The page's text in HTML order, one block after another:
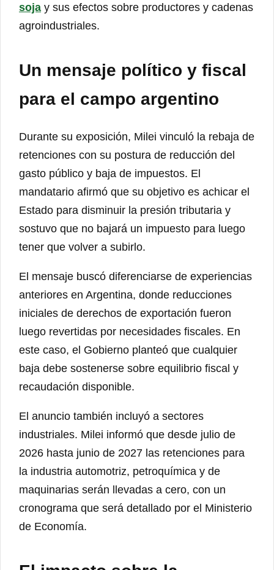
soja y sus efectos sobre productores y cadenas
agroindustriales.
Un mensaje político y fiscal
para el campo argentino
Durante su exposición, Milei vinculó la rebaja de
retenciones con su postura de reducción del
gasto público y baja de impuestos. El
mandatario afirmó que su objetivo es achicar el
Estado para disminuir la presión tributaria y
sostuvo que no bajará un impuesto para luego
tener que volver a subirlo.
El mensaje buscó diferenciarse de experiencias
anteriores en Argentina, donde reducciones
iniciales de derechos de exportación fueron
luego revertidas por necesidades fiscales. En
este caso, el Gobierno planteó que cualquier
baja debe sostenerse sobre equilibrio fiscal y
recaudación disponible.
El anuncio también incluyó a sectores
industriales. Milei informó que desde julio de
2026 hasta junio de 2027 las retenciones para
la industria automotriz, petroquímica y de
maquinarias serán llevadas a cero, con un
cronograma que será detallado por el Ministerio
de Economía.